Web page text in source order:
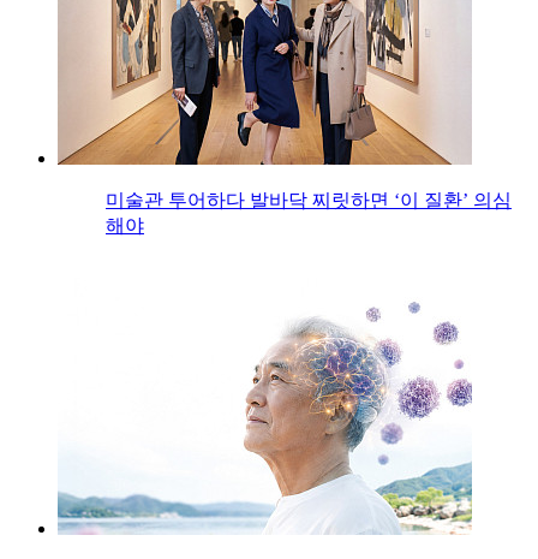
미술관 투어하다 발바닥 찌릿하면 ‘이 질환’ 의심
해야